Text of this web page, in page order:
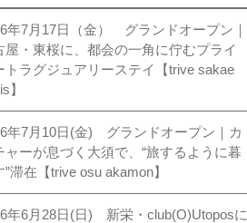
年7月17日（金） グランドオープン｜
屋・東桜に、都会の一角に佇むプライ
トラグジュアリーステイ【trive sakae
】
年7月10日(金) グランドオープン｜カ
ャーが息づく大須で、“旅するように暮
”滞在【trive osu akamon】
年6月28日(日) 新栄・club(O)Utoposに